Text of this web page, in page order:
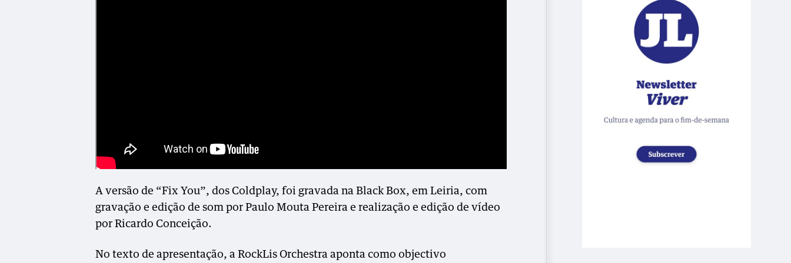
A versão de “Fix You”, dos Coldplay, foi gravada na Black Box, em Leiria, com
gravação e edição de som por Paulo Mouta Pereira e realização e edição de vídeo
por Ricardo Conceição.
No texto de apresentação, a RockLis Orchestra aponta como objectivo